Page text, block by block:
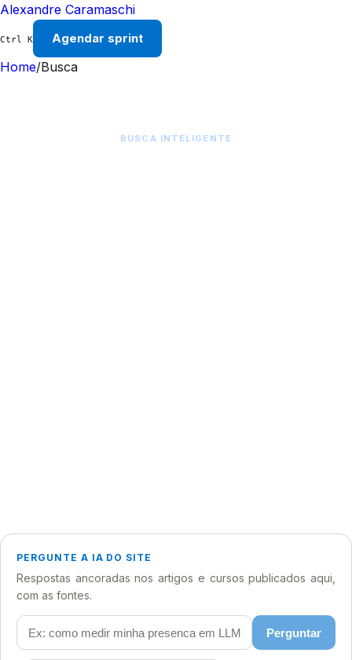
Alexandre Caramaschi
Ctrl K Agendar sprint
Home/Busca
BUSCA INTELIGENTE
PERGUNTE A IA DO SITE
Respostas ancoradas nos artigos e cursos publicados aqui,
com as fontes.
Perguntar